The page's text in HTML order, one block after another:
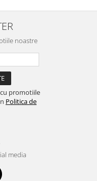
multumesc pentru
si
100%
noastre
promotiile
Politica de
media